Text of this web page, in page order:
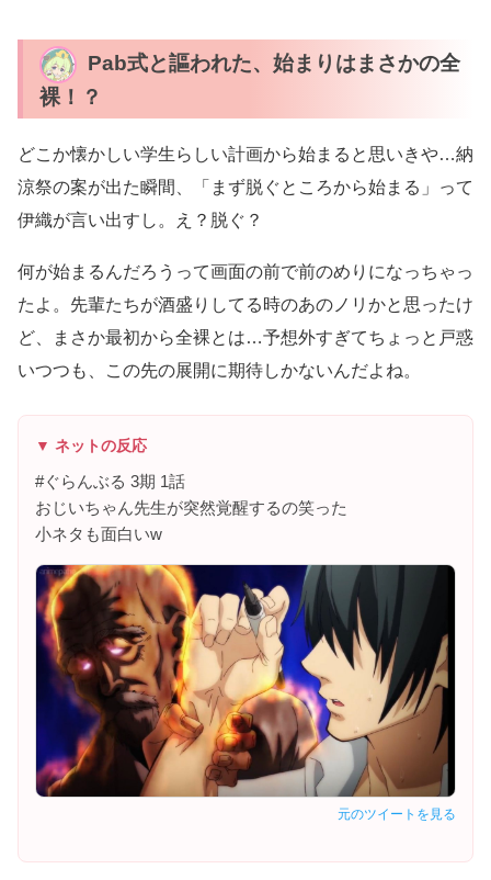
Pab式と謳われた、始まりはまさかの全
裸！？
どこか懐かしい学生らしい計画から始まると思いきや…納
涼祭の案が出た瞬間、「まず脱ぐところから始まる」って
伊織が言い出すし。え？脱ぐ？
何が始まるんだろうって画面の前で前のめりになっちゃっ
たよ。先輩たちが酒盛りしてる時のあのノリかと思ったけ
ど、まさか最初から全裸とは…予想外すぎてちょっと戸惑
いつつも、この先の展開に期待しかないんだよね。
▼ ネットの反応
#ぐらんぶる 3期 1話
おじいちゃん先生が突然覚醒するの笑った
小ネタも面白いw
元のツイートを見る